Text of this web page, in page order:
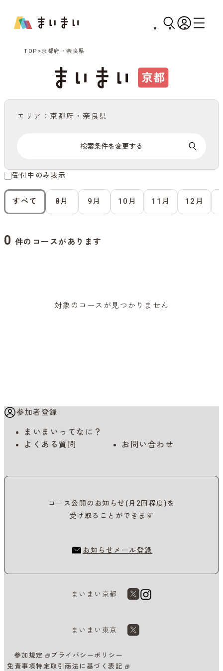
TOP 京都府・奈良県
エリア：京都府・奈良県
検索条件を変更する
受付中のみ表示
すべて 8月 9月 10月 11月 12月
0 件のコースがあります
対象のコースが見つかりません
参加者登録
まいまいってなに？
よくある質問
お問い合わせ
コース公開のお知らせ(月2回程度)を
受け取ることができます
お知らせメール登録
まいまい京都
まいまい東京
参加規定
プライバシーポリシー
免責事項特定取引商法に基づく表記